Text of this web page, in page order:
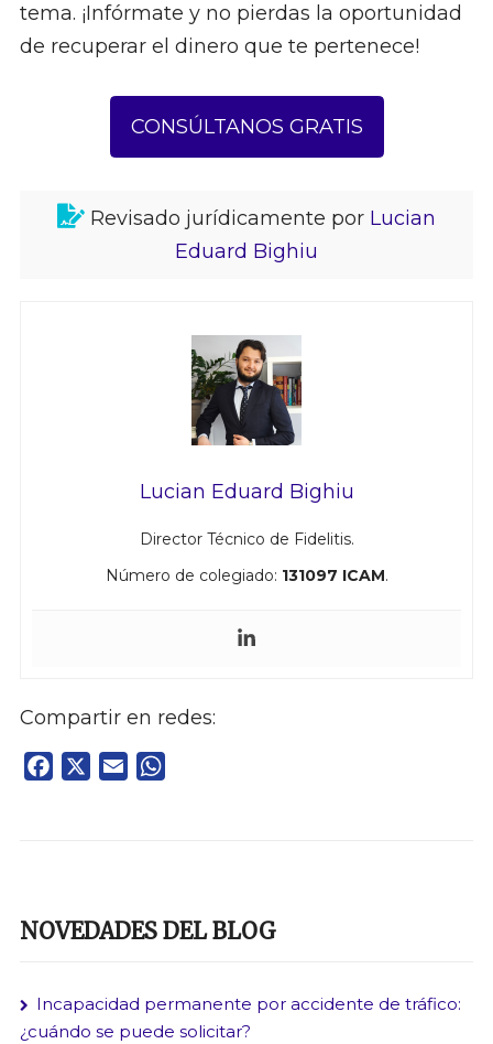
tema. ¡Infórmate y no pierdas la oportunidad
de recuperar el dinero que te pertenece!
CONSÚLTANOS GRATIS
Revisado jurídicamente por Lucian
Eduard Bighiu
Lucian Eduard Bighiu
Director Técnico de Fidelitis.
Número de colegiado: 131097 ICAM.
Compartir en redes:
Facebook Email
NOVEDADES DEL BLOG
Incapacidad permanente por accidente de tráfico:
¿cuándo se puede solicitar?